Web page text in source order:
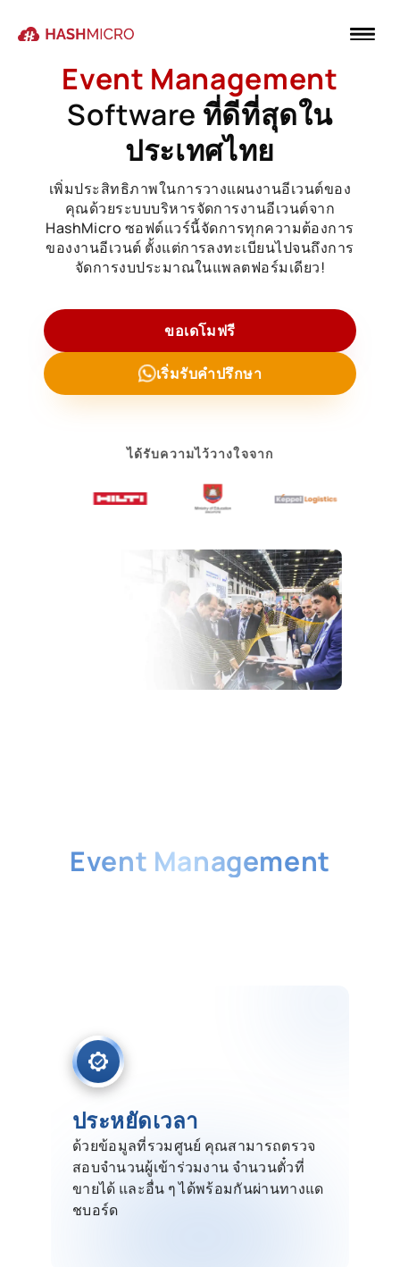
Event Management
Software ที่ดีที่สุดใน
ประเทศไทย
เพิ่มประสิทธิภาพในการวางแผนงานอีเวนต์ของ
คุณด้วยระบบบริหารจัดการงานอีเวนต์จาก
HashMicro ซอฟต์แวร์นี้จัดการทุกความต้องการ
ของงานอีเวนต์ ตั้งแต่การลงทะเบียนไปจนถึงการ
จัดการงบประมาณในแพลตฟอร์มเดียว!
ขอเดโมฟรี
เริ่มรับคำปรึกษา
ได้รับความไว้วางใจจาก
Event Management
ประหยัดเวลา
ด้วยข้อมูลที่รวมศูนย์ คุณสามารถตรวจ
สอบจำนวนผู้เข้าร่วมงาน จำนวนตั๋วที่
ขายได้ และอื่น ๆ ได้พร้อมกันผ่านทางแด
ชบอร์ด